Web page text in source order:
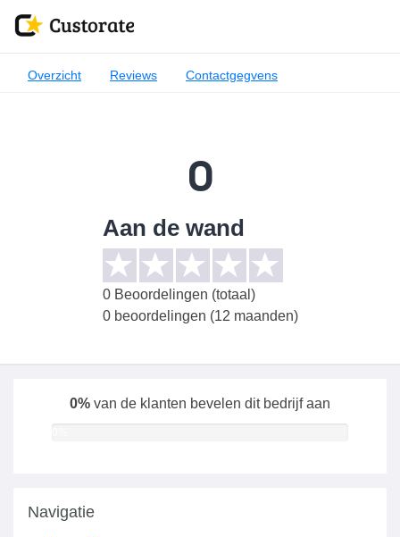
Overzicht Reviews Contactgegvens
0
Aan de wand
0Beoordelingen (totaal)
0 beoordelingen (12 maanden)
0% van de klanten bevelen dit bedrijf aan
Navigatie